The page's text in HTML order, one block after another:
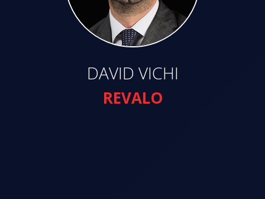
DAVID VICHI
REVALO